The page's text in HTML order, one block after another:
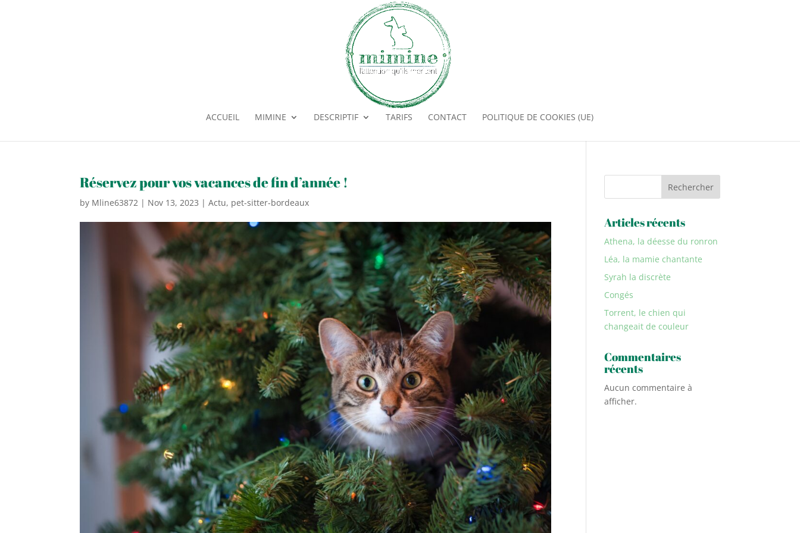
ACCUEIL MIMINE DESCRIPTIF TARIFS CONTACT POLITIQUE DE COOKIES (UE)
Réservez pour vos vacances de fin d’année !
by Mline63872 | Nov 13, 2023 |Actu, pet-sitter-bordeaux
Rechercher
Articles récents
Athena, la déesse du ronron
Léa, la mamie chantante
Syrah la discrète
Congés
Torrent, le chien qui
changeait de couleur
Commentaires
récents
Aucun commentaire à
afficher.